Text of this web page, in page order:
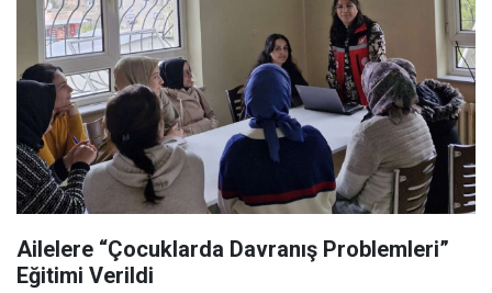
Ailelere “Çocuklarda Davranış Problemleri”
Eğitimi Verildi